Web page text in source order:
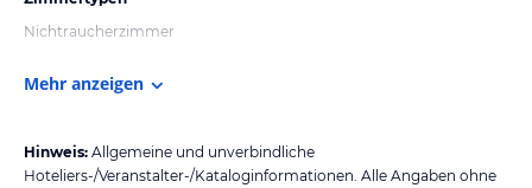
Nichtraucherzimmer
Mehr anzeigen
Hinweis: Allgemeine und unverbindliche
Hoteliers-/Veranstalter-/Kataloginformationen. Alle Angaben ohne